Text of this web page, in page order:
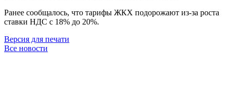
Ранее сообщалось, что тарифы ЖКХ подорожают из-за роста
ставки НДС с 18% до 20%.
Версия для печати
Все новости